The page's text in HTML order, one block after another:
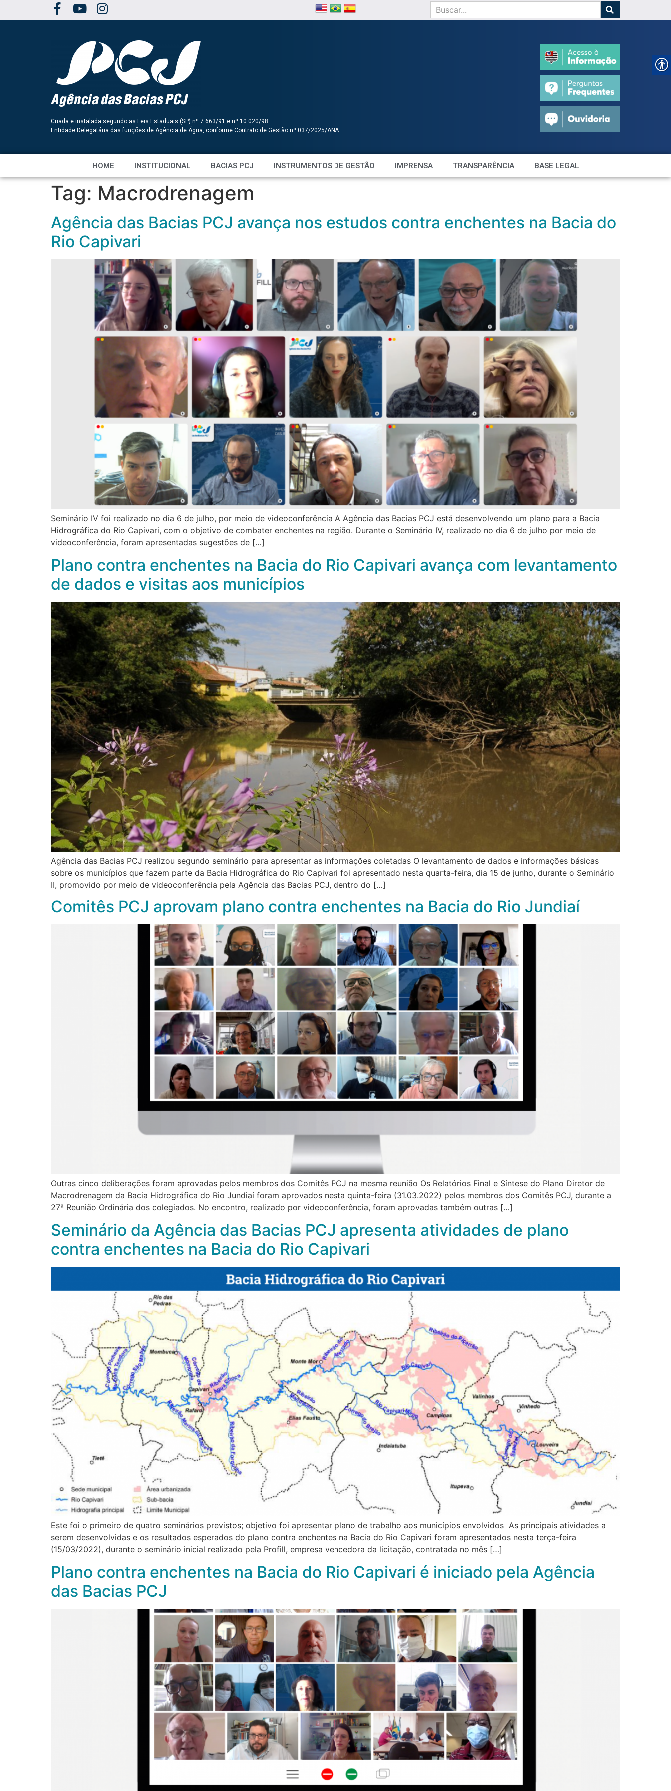
Criada e instalada segundo as Leis Estaduais (SP) nº 7.663/91 e nº 10.020/98
Entidade Delegatária das funções de Agência de Água, conforme Contrato de Gestão nº 037/2025/ANA.
HOME INSTITUCIONAL BACIAS PCJ INSTRUMENTOS DE GESTÃO IMPRENSA TRANSPARÊNCIA BASE LEGAL
Tag: Macrodrenagem
Agência das Bacias PCJ avança nos estudos contra enchentes na Bacia do
Rio Capivari
Seminário IV foi realizado no dia 6 de julho, por meio de videoconferência A Agência das Bacias PCJ está desenvolvendo um plano para a Bacia
Hidrográfica do Rio Capivari, com o objetivo de combater enchentes na região. Durante o Seminário IV, realizado no dia 6 de julho por meio de
videoconferência, foram apresentadas sugestões de […]
Plano contra enchentes na Bacia do Rio Capivari avança com levantamento
de dados e visitas aos municípios
Agência das Bacias PCJ realizou segundo seminário para apresentar as informações coletadas O levantamento de dados e informações básicas
sobre os municípios que fazem parte da Bacia Hidrográfica do Rio Capivari foi apresentado nesta quarta-feira, dia 15 de junho, durante o Seminário
II, promovido por meio de videoconferência pela Agência das Bacias PCJ, dentro do […]
Comitês PCJ aprovam plano contra enchentes na Bacia do Rio Jundiaí
Outras cinco deliberações foram aprovadas pelos membros dos Comitês PCJ na mesma reunião Os Relatórios Final e Síntese do Plano Diretor de
Macrodrenagem da Bacia Hidrográfica do Rio Jundiaí foram aprovados nesta quinta-feira (31.03.2022) pelos membros dos Comitês PCJ, durante a
27ª Reunião Ordinária dos colegiados. No encontro, realizado por videoconferência, foram aprovadas também outras […]
Seminário da Agência das Bacias PCJ apresenta atividades de plano
contra enchentes na Bacia do Rio Capivari
Este foi o primeiro de quatro seminários previstos; objetivo foi apresentar plano de trabalho aos municípios envolvidos As principais atividades a
serem desenvolvidas e os resultados esperados do plano contra enchentes na Bacia do Rio Capivari foram apresentados nesta terça-feira
(15/03/2022), durante o seminário inicial realizado pela Profill, empresa vencedora da licitação, contratada no mês […]
Plano contra enchentes na Bacia do Rio Capivari é iniciado pela Agência
das Bacias PCJ